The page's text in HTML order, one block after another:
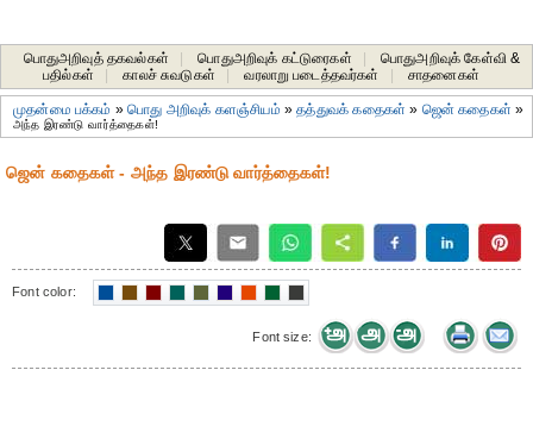
பொதுஅறிவுத் தகவல்கள் பொதுஅறிவுக் கட்டுரைகள்
பொதுஅறிவுக் கேள்வி &
பதில்கள்
காலச் சுவடுகள் வரலாறு படைத்தவர்கள் சாதனைகள்‎
முதன்மை பக்கம் »பொது அறிவுக் களஞ்சியம் »தத்துவக் கதைகள் » ஜென் கதைகள் »
அந்த இரண்டு வார்த்தைகள்!
ஜென் கதைகள் - அந்த இரண்டு வார்த்தைகள்!
Font color:
Font size: